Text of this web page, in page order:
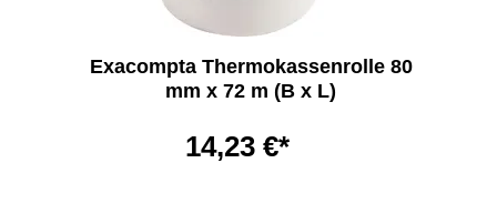
Exacompta Thermokassenrolle 80
mm x 72 m (B x L)
14,23 €*